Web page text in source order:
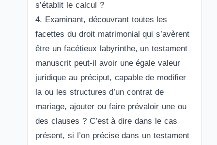
s’établit le calcul ?
4. Examinant, découvrant toutes les
facettes du droit matrimonial qui s’avèrent
être un facétieux labyrinthe, un testament
manuscrit peut-il avoir une égale valeur
juridique au préciput, capable de modifier
la ou les structures d’un contrat de
mariage, ajouter ou faire prévaloir une ou
des clauses ? C’est à dire dans le cas
présent, si l’on précise dans un testament